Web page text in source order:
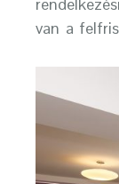
van a